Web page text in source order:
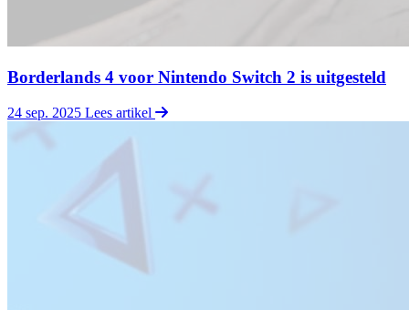
Borderlands 4 voor Nintendo Switch 2 is uitgesteld
24 sep. 2025 Lees artikel